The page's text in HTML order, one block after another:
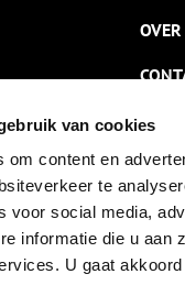
van cookies
om content en
te
voor social media,
informatie die u
U gaat